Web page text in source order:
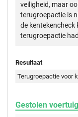
veiligheid, maar
terugroepactie is
de kentekencheck
terugroepactie
Resultaat
Terugroepactie voor
Gestolen